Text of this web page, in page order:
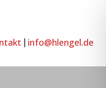
info@hlengel.de